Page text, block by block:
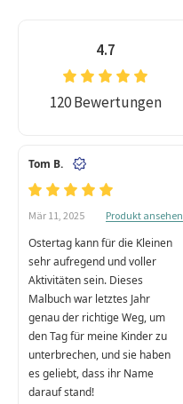
4.7
120 Bewertungen
Tom B.
Mär 11, 2025 Produkt ansehen
Ostertag kann für die Kleinen
sehr aufregend und voller
Aktivitäten sein. Dieses
Malbuch war letztes Jahr
genau der richtige Weg, um
den Tag für meine Kinder zu
unterbrechen, und sie haben
es geliebt, dass ihr Name
darauf stand!